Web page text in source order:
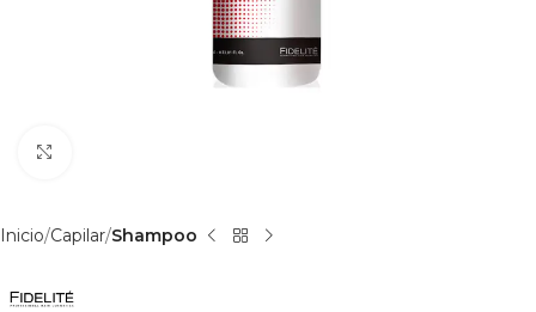
Inicio Capilar Shampoo